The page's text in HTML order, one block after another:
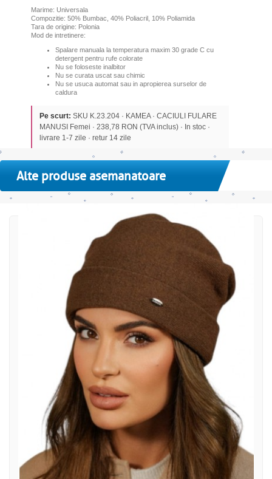
Marime: Universala
Compozitie: 50% Bumbac, 40% Poliacril, 10% Poliamida
Tara de origine: Polonia
Mod de intretinere:
Spalare manuala la temperatura maxim 30 grade C cu
detergent pentru rufe colorate
Nu se foloseste inalbitor
Nu se curata uscat sau chimic
Nu se usuca automat sau in apropierea surselor de
caldura
Pe scurt: SKU K.23.204 · KAMEA · CACIULI FULARE
MANUSI Femei · 238,78 RON (TVA inclus) · In stoc ·
livrare 1-7 zile · retur 14 zile
Alte produse asemanatoare